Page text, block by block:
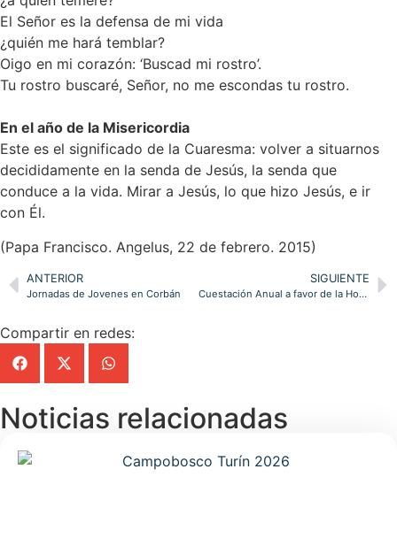
El Señor es la defensa de mi vida
¿quién me hará temblar?
Oigo en mi corazón: ‘Buscad mi rostro’.
Tu rostro buscaré, Señor, no me escondas tu rostro.
En el año de la Misericordia
Este es el significado de la Cuaresma: volver a situarnos
decididamente en la senda de Jesús, la senda que
conduce a la vida. Mirar a Jesús, lo que hizo Jesús, e ir
con Él.
(Papa Francisco. Angelus, 22 de febrero. 2015)
ANTERIOR
Jornadas de Jovenes en Corbán
SIGUIENTE
Cuestación Anual a favor de la Hospitalidad Diocesana de Ntra. Sra. de Lourdes
Compartir en redes:
Noticias relacionadas